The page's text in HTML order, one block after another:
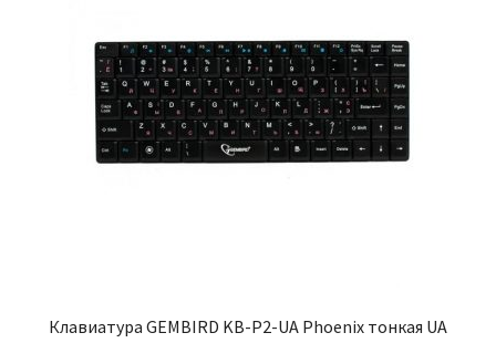
Клавиатура GEMBIRD KB-P2-UA Phoenix тонкая UA